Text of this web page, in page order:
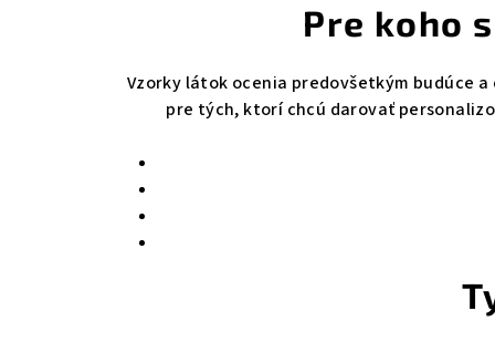
Pre koho
Vzorky látok ocenia predovšetkým budúce
pre tých, ktorí chcú darovať